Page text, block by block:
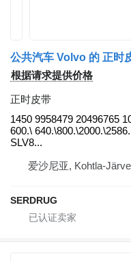
公共汽车 Volvo 的 正时
根据请求提供价格
正时皮带
1450 9958479 20496765
600.\
SLV8...
爱沙尼亚, Kohtla-Järve
SERDRUG